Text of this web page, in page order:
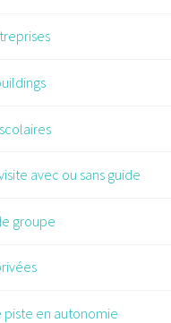
avec ou sans guide
groupe
piste en autonomie